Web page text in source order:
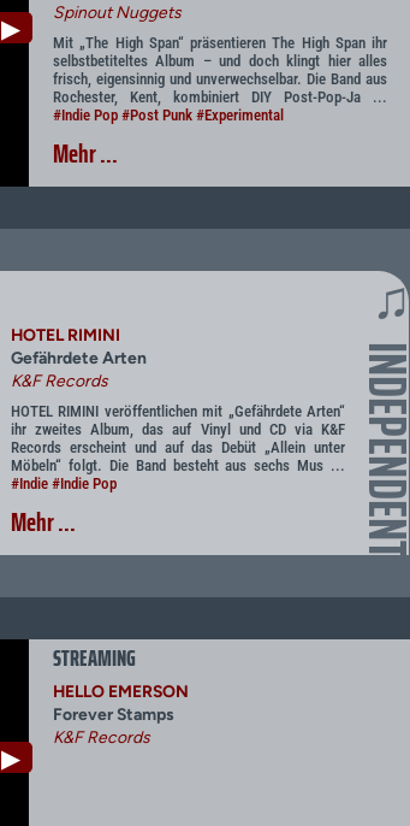
▶
Spinout Nuggets
Mit „The High Span“ präsentieren The High Span ihr
selbstbetiteltes Album – und doch klingt hier alles
frisch, eigensinnig und unverwechselbar. Die Band aus
Rochester, Kent, kombiniert DIY Post-Pop-Ja ...
#Indie Pop #Post Punk #Experimental
Mehr ...
♫
INDEPENDENT
HOTEL RIMINI
Gefährdete Arten
K&F Records
HOTEL RIMINI veröffentlichen mit „Gefährdete Arten“
ihr zweites Album, das auf Vinyl und CD via K&F
Records erscheint und auf das Debüt „Allein unter
Möbeln“ folgt. Die Band besteht aus sechs Mus ...
#Indie #Indie Pop
Mehr ...
▶
STREAMING
HELLO EMERSON
Forever Stamps
K&F Records